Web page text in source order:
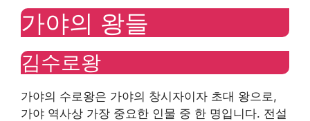
가야의 왕들
김수로왕
가야의 수로왕은 가야의 창시자이자 초대 왕으로,
가야 역사상 가장 중요한 인물 중 한 명입니다. 전설